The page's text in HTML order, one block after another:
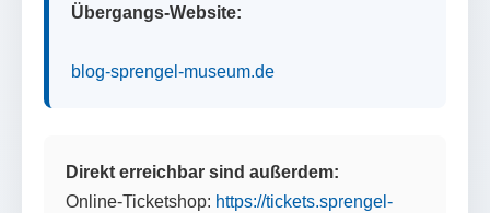
Übergangs-Website:
blog-sprengel-museum.de
Direkt erreichbar sind außerdem:
Online-Ticketshop: https://tickets.sprengel-